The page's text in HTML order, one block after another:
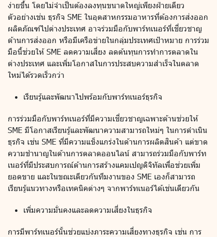
ง่ายขึ้น โดยไม่จำเป็นต้องลงทุนขนาดใหญ่เพียงฝ่ายเดียว
ตัวอย่างเช่น ธุรกิจ SME ในอุตสาหกรรมอาหารที่ต้องการส่งออก
ผลิตภัณฑ์ไปต่างประเทศ อาจร่วมมือกับพาร์ทเนอร์ที่เชี่ยวชาญ
ด้านการส่งออก หรือมีเครือข่ายในกลุ่มประเทศเป้าหมาย การร่วม
มือนี้ช่วยให้ SME ลดความเสี่ยง ลดต้นทุนการทำการตลาดใน
ต่างประเทศ และเพิ่มโอกาสในการประสบความสำเร็จในตลาด
ใหม่ได้รวดเร็วกว่า
เรียนรู้และพัฒนาไปพร้อมกับพาร์ทเนอร์ธุรกิจ
การร่วมมือกับพาร์ทเนอร์ที่มีความเชี่ยวชาญเฉพาะด้านช่วยให้
SME มีโอกาสเรียนรู้และพัฒนาความสามารถใหม่ๆ ในการดำเนิน
ธุรกิจ เช่น SME ที่มีความแข็งแกร่งในด้านการผลิตสินค้า แต่ขาด
ความชำนาญในด้านการตลาดออนไลน์ สามารถร่วมมือกับพาร์ท
เนอร์ที่มีประสบการณ์ด้านการสร้างแคมเปญดิจิทัลเพื่อช่วยเพิ่ม
ยอดขาย และในขณะเดียวกันทีมงานของ SME เองก็สามารถ
เรียนรู้แนวทางหรือเทคนิคต่างๆ จากพาร์ทเนอร์ได้เช่นเดียวกัน
เพิ่มความมั่นคงและลดความเสี่ยงในธุรกิจ
การมีพาร์ทเนอร์นั้นช่วยแบ่งภาระความเสี่ยงทางธุรกิจ เช่น การ